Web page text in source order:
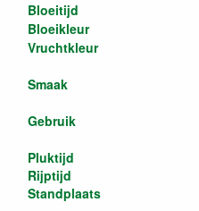
Bloeitijd
Bloeikleur
Vruchtkleur
Smaak
Gebruik
Pluktijd
Rijptijd
Standplaats